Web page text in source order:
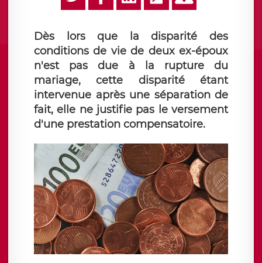
Dès lors que la disparité des
conditions de vie de deux ex-époux
n'est pas due à la rupture du
mariage, cette disparité étant
intervenue après une séparation de
fait, elle ne justifie pas le versement
d'une prestation compensatoire.